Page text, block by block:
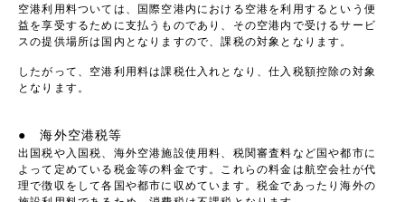
空港利用料ついては、国際空港内における空港を利用するという便
益を享受するために支払うものであり、その空港内で受けるサービ
スの提供場所は国内となりますので、課税の対象となります。
したがって、空港利用料は課税仕入れとなり、仕入税額控除の対象
となります。
● 海外空港税等
出国税や入国税、海外空港施設使用料、税関審査料など国や都市に
よって定めている税金等の料金です。これらの料金は航空会社が代
理で徴収をして各国や都市に収めています。税金であったり海外の